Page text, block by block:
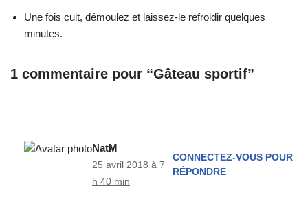
Une fois cuit, démoulez et laissez-le refroidir quelques
minutes.
1 commentaire pour “Gâteau sportif”
NatM
25 avril 2018 à 7
h 40 min
CONNECTEZ-VOUS POUR
RÉPONDRE